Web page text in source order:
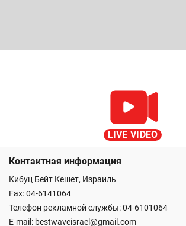
LIVE VIDEO
Контактная информация
Кибуц Бейт Кешет, Израиль
Fax: 04-6141064
Телефон рекламной службы: 04-6101064
E-mail: bestwaveisrael@gmail.com